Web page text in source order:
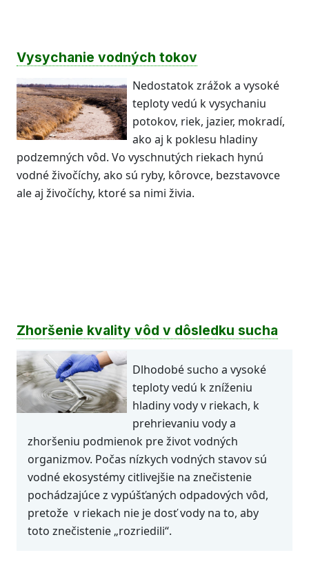
Vysychanie vodných tokov
Nedostatok zrážok a vysoké
teploty vedú k vysychaniu
potokov, riek, jazier, mokradí,
ako aj k poklesu hladiny
podzemných vôd. Vo vyschnutých riekach hynú
vodné živočíchy, ako sú ryby, kôrovce, bezstavovce
ale aj živočíchy, ktoré sa nimi živia.
Zhoršenie kvality vôd v dôsledku sucha
Dlhodobé sucho a vysoké
teploty vedú k zníženiu
hladiny vody v riekach, k
prehrievaniu vody a
zhoršeniu podmienok pre život vodných
organizmov. Počas nízkych vodných stavov sú
vodné ekosystémy citlivejšie na znečistenie
pochádzajúce z vypúšťaných odpadových vôd,
pretože v riekach nie je dosť vody na to, aby
toto znečistenie „rozriedili“.